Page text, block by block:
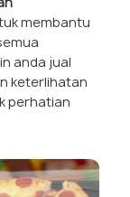
membantu
anda jual
keterlihatan
perhatian